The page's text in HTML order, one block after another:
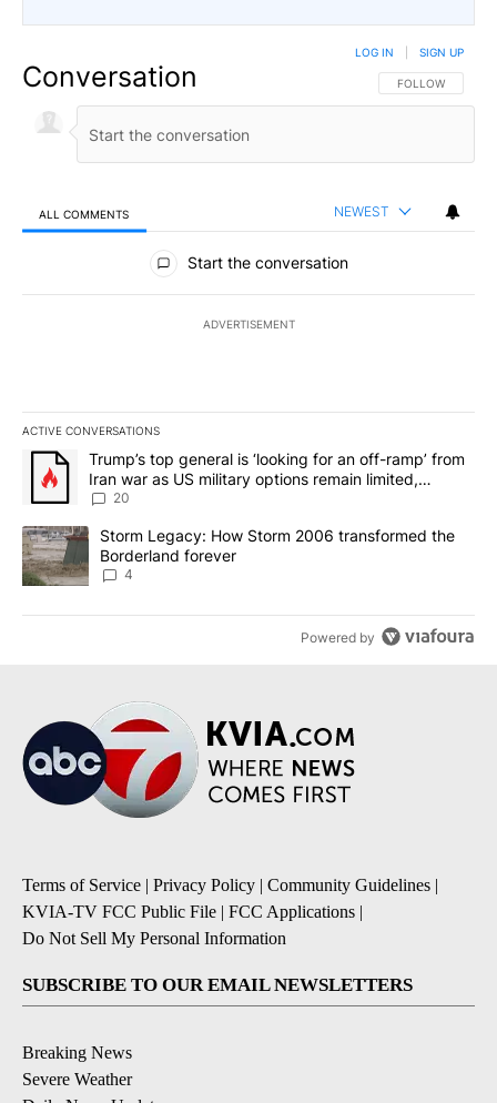
Conversation FOLLOW THIS
FOLLOW
LOG IN SIGN UP
ALL COMMENTS NEWEST
All Comments
Start the conversation
ADVERTISEMENT
ACTIVE CONVERSATIONS
The following is a list of the most commented articles in the last
A trending article titled "Trump’s top general is ‘looking for an
Trump’s top general is ‘looking for an off-ramp’ from
Iran war as US military options remain limited,
sources say
20
A trending article titled "Storm Legacy: How Storm 2006
Storm Legacy: How Storm 2006 transformed the
Borderland forever
4
Powered by
Terms of Service | Privacy Policy | Community Guidelines |
KVIA-TV FCC Public File | FCC Applications |
Do Not Sell My Personal Information
SUBSCRIBE TO OUR EMAIL NEWSLETTERS
Breaking News
Severe Weather